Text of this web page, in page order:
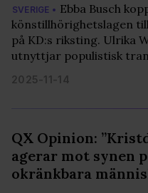
SVERIGE • Ebba Busch
könstillhörighetslagen
på KD:s riksting. Ulrika
utnyttjar populistisk
2025-11-14
QX Opinion:
agerar mot synen
okränkbara